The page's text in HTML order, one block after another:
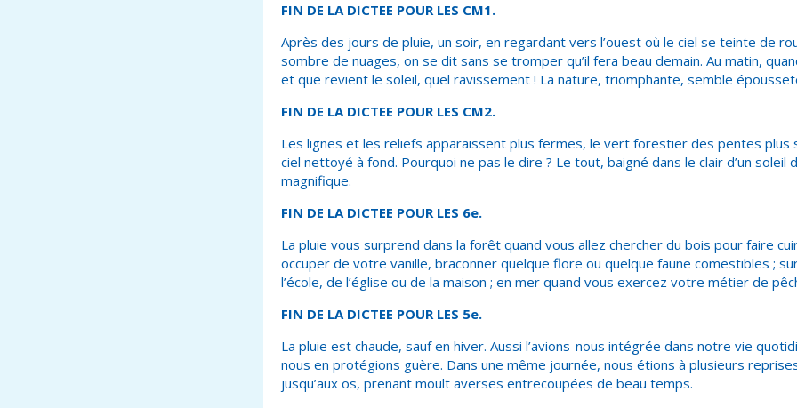
FIN DE LA DICTEE POUR LES CM1.
Après des jours de pluie, un soir, en regardant vers l’ouest où le ciel se teinte de
sombre de nuages, on se dit sans se tromper qu’il fera beau demain. Au matin,
et que revient le soleil, quel ravissement ! La nature, triomphante, semble
FIN DE LA DICTEE POUR LES CM2.
Les lignes et les reliefs apparaissent plus fermes, le vert forestier des pentes plus
ciel nettoyé à fond. Pourquoi ne pas le dire ? Le tout, baigné dans le clair d’un soleil
magnifique.
FIN DE LA DICTEE POUR LES 6e.
La pluie vous surprend dans la forêt quand vous allez chercher du bois pour faire
occuper de votre vanille, braconner quelque flore ou quelque faune comestibles ;
l’école, de l’église ou de la maison ; en mer quand vous exercez votre métier de
FIN DE LA DICTEE POUR LES 5e.
La pluie est chaude, sauf en hiver. Aussi l’avions-nous intégrée dans notre vie
nous en protégions guère. Dans une même journée, nous étions à plusieurs
jusqu’aux os, prenant moult averses entrecoupées de beau temps.